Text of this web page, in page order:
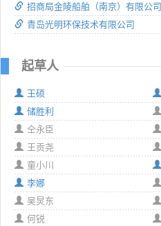
招商局金陵船舶（南京）有限公司
青岛光明环保技术有限公司
起草人
王硕
储胜利
仝永臣
王贡尧
童小川
李娜
吴炅东
何锐